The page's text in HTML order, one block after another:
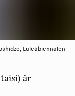
Luleåbiennalen
är